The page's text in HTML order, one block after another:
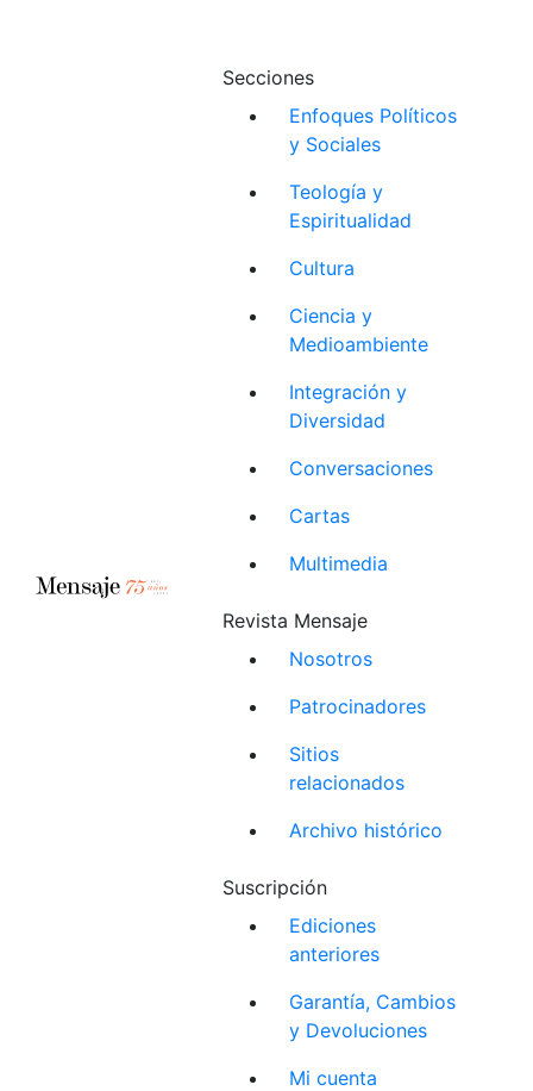
Secciones
Enfoques Políticos
y Sociales
Teología y
Espiritualidad
Cultura
Ciencia y
Medioambiente
Integración y
Diversidad
Conversaciones
Cartas
Multimedia
Revista Mensaje
Nosotros
Patrocinadores
Sitios
relacionados
Archivo histórico
Suscripción
Ediciones
anteriores
Garantía, Cambios
y Devoluciones
Mi cuenta